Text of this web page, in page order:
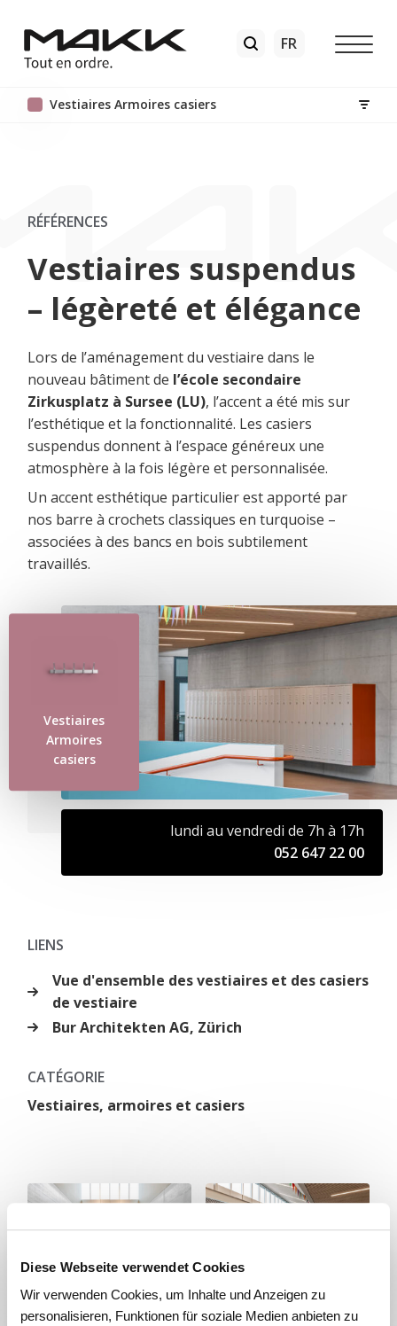
Diese Webseite verwendet Cookies
Wir verwenden Cookies, um Inhalte und Anzeigen zu
personalisieren, Funktionen für soziale Medien anbieten zu
Vestiaires Armoires casiers
RÉFÉRENCES
Vestiaires suspendus
– légèreté et élégance
Lors de l’aménagement du vestiaire dans le
nouveau bâtiment de l’école secondaire
Zirkusplatz à Sursee (LU), l’accent a été mis sur
l’esthétique et la fonctionnalité. Les casiers
suspendus donnent à l’espace généreux une
atmosphère à la fois légère et personnalisée.
Un accent esthétique particulier est apporté par
nos barre à crochets classiques en turquoise –
associées à des bancs en bois subtilement
travaillés.
Vestiaires
Armoires
casiers
lundi au vendredi de 7h à 17h
052 647 22 00
LIENS
Vue d'ensemble des vestiaires et des casiers
de vestiaire
Bur Architekten AG, Zürich
CATÉGORIE
Vestiaires, armoires et casiers